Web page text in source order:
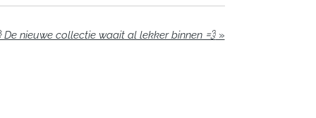
De nieuwe collectie waait al lekker binnen 💨»